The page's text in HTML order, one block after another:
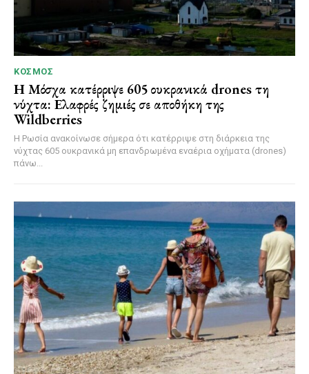
ΚΌΣΜΟΣ
Η Μόσχα κατέρριψε 605 ουκρανικά drones τη
νύχτα: Ελαφρές ζημιές σε αποθήκη της
Wildberries
Η Ρωσία ανακοίνωσε σήμερα ότι κατέρριψε στη διάρκεια της
νύχτας 605 ουκρανικά μη επανδρωμένα εναέρια οχήματα (drones)
πάνω...